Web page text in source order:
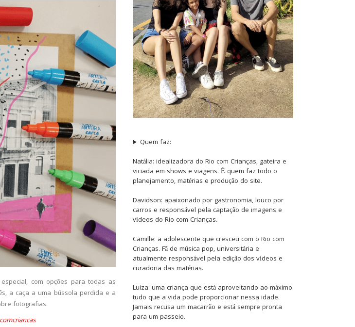
com opções para todas as
a caça a uma bússola perdida e a
fotografias.
Quem faz:
Natália: idealizadora do Rio com Crianças, gateira e
viciada em shows e viagens. É quem faz todo o
planejamento, matérias e produção do site.
Davidson: apaixonado por gastronomia, louco por
carros e responsável pela captação de imagens e
vídeos do Rio com Crianças.
Camille: a adolescente que cresceu com o Rio com
Crianças. Fã de música pop, universitária e
atualmente responsável pela edição dos vídeos e
curadoria das matérias.
Luiza: uma criança que está aproveitando ao máximo
tudo que a vida pode proporcionar nessa idade.
Jamais recusa um macarrão e está sempre pronta
para um passeio.